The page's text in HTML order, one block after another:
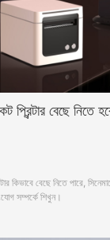
প্রিন্টার বেছে নিতে
কিভাবে বেছে নিতে পারে,
সম্পর্কে শিখুন।